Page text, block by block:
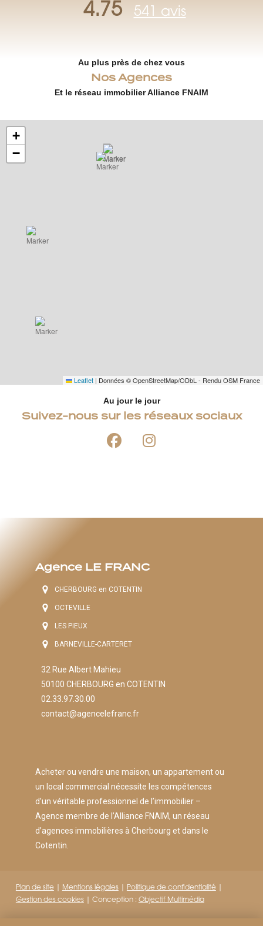
4.75 541 avis
Au plus près de chez vous
Nos Agences
Et le réseau immobilier Alliance FNAIM
+
−
Leaflet | Données © OpenStreetMap/ODbL - Rendu OSM France
Au jour le jour
Suivez-nous sur les réseaux sociaux
Agence LE FRANC
CHERBOURG en COTENTIN
OCTEVILLE
LES PIEUX
BARNEVILLE-CARTERET
32 Rue Albert Mahieu
50100 CHERBOURG en COTENTIN
02.33.97.30.00
contact@agencelefranc.fr
Acheter ou vendre une maison, un appartement ou
un local commercial nécessite les compétences
d’un véritable professionnel de l’immobilier –
Agence membre de l’Alliance FNAIM, un réseau
d’agences immobilières à Cherbourg et dans le
Cotentin.
Plan de site| Mentions légales| Politique de confidentialité|
Gestion des cookies| Conception : Objectif Multimédia